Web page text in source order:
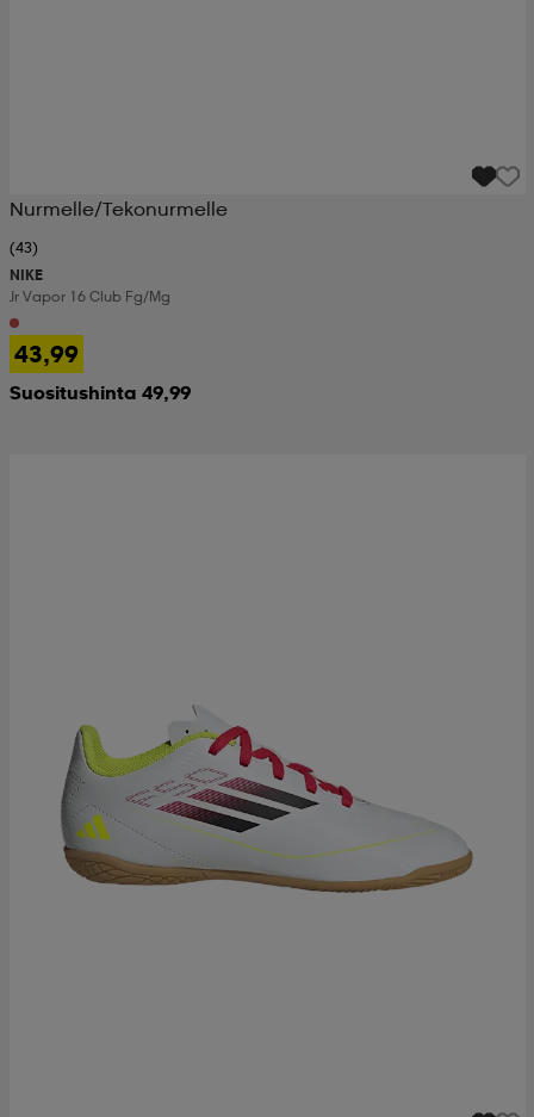
Nurmelle/Tekonurmelle
(43)
NIKE
Jr Vapor 16 Club Fg/mg
43,99
Suositushinta 49,99